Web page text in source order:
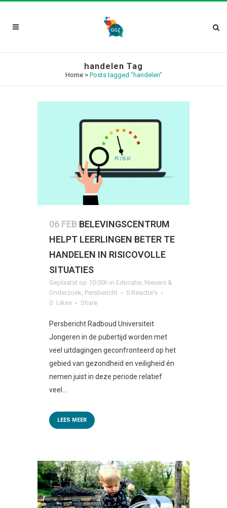
handelen Tag
Home> Posts tagged "handelen"
06 FEB BELEVINGSCENTRUM
HELPT LEERLINGEN BETER TE
HANDELEN IN RISICOVOLLE
SITUATIES
Geplaatst op 10:00h in Educatie, Nieuws &
Onderzoek, Persbericht
0 Reactie's
0 Likes Share
Persbericht Radboud Universiteit
Jongeren in de pubertijd worden met
veel uitdagingen geconfronteerd op het
gebied van gezondheid en veiligheid én
nemen juist in deze periode relatief
veel...
LEES MEER